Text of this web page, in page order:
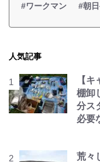
#ワークマン
#朝
人気記事
【
棚卸
分ス
必要
荒々